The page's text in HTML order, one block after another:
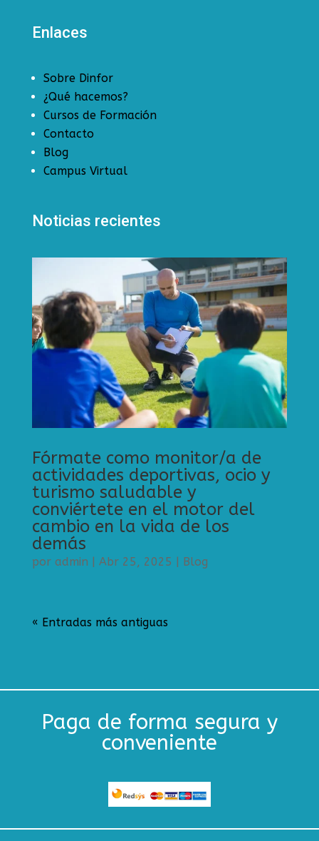
Enlaces
Sobre Dinfor
¿Qué hacemos?
Cursos de Formación
Contacto
Blog
Campus Virtual
Noticias recientes
Fórmate como monitor/a de
actividades deportivas, ocio y
turismo saludable y
conviértete en el motor del
cambio en la vida de los
demás
por admin | Abr 25, 2025 | Blog
« Entradas más antiguas
Paga de forma segura y
conveniente